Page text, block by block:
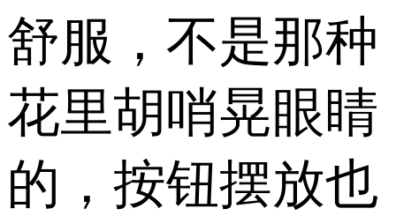
舒服，不是那种
花里胡哨晃眼睛
的，按钮摆放也